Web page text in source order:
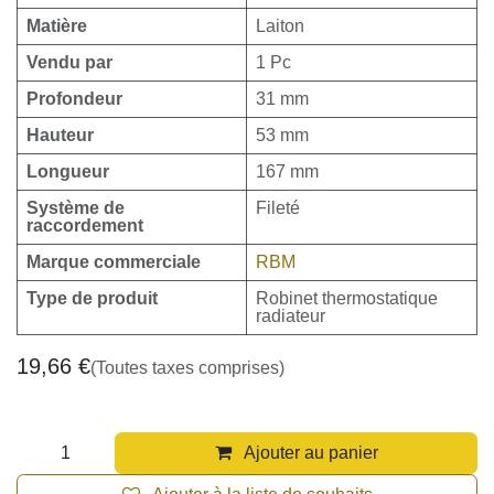
Matière
Laiton
Vendu par
1 Pc
Profondeur
31 mm
Hauteur
53 mm
Longueur
167 mm
Système de
raccordement
Fileté
Marque commerciale
RBM
Type de produit
Robinet thermostatique
radiateur
19,66 €(Toutes taxes comprises)
Ajouter au panier